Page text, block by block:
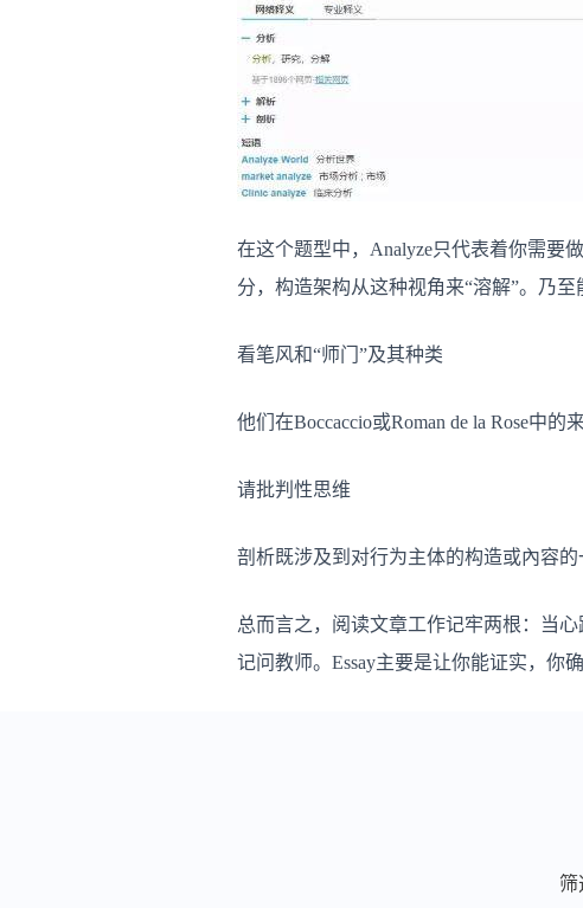
在这个题型中，Analyze只代表着你需要
分，构造架构从这种视角来“溶解”。乃
看笔风和“师门”及其种类
他们在Boccaccio或Roman de la Rose中
请批判性思维
剖析既涉及到对行为主体的构造或內容
总而言之，阅读文章工作记牢两根：当
记问教师。Essay主要是让你能证实，你
筛